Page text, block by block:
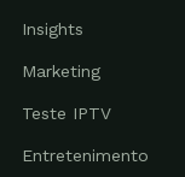
Insights
Marketing
Teste IPTV
Entretenimento